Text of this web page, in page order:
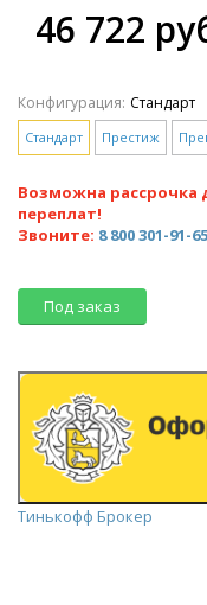
46 722
Конфигурация: Стандарт
Стандарт Престиж
Возможна рассрочка
переплат!
Звоните: 8 800 301-91-65
Под заказ
Тинькофф Брокер